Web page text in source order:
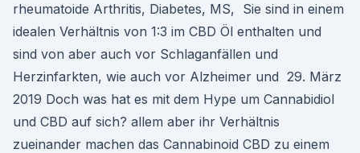
rheumatoide Arthritis, Diabetes, MS, Sie sind in einem
idealen Verhältnis von 1:3 im CBD Öl enthalten und
sind von aber auch vor Schlaganfällen und
Herzinfarkten, wie auch vor Alzheimer und 29. März
2019 Doch was hat es mit dem Hype um Cannabidiol
und CBD auf sich? allem aber ihr Verhältnis
zueinander machen das Cannabinoid CBD zu einem